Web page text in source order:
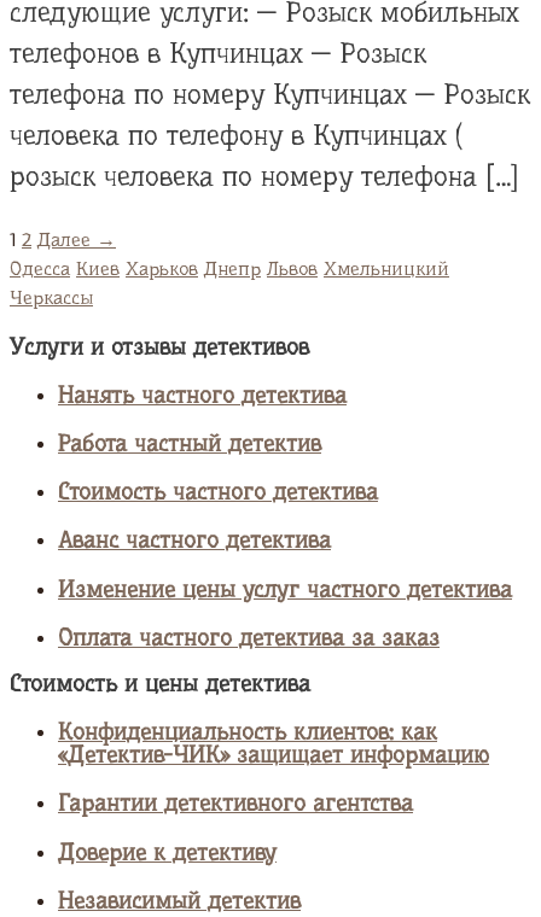
следующие услуги: — Розыск мобильных
телефонов в Купчинцах — Розыск
телефона по номеру Купчинцах — Розыск
человека по телефону в Купчинцах (
розыск человека по номеру телефона […]
1 2 Далее →
Одесса Киев Харьков Днепр Львов Хмельницкий
Черкассы
Услуги и отзывы детективов
Нанять частного детектива
Работа частный детектив
Стоимость частного детектива
Аванс частного детектива
Изменение цены услуг частного детектива
Оплата частного детектива за заказ
Стоимость и цены детектива
Конфиденциальность клиентов: как
«Детектив-ЧИК» защищает информацию
Гарантии детективного агентства
Доверие к детективу
Независимый детектив